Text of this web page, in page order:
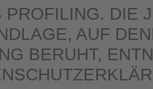
PROFILING. DIE
AUF
BERUHT,